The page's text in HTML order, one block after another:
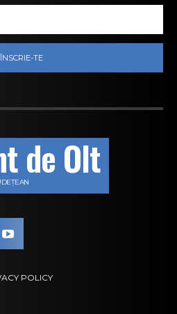
ÎNSCRIE-TE
de Olt
POLICY